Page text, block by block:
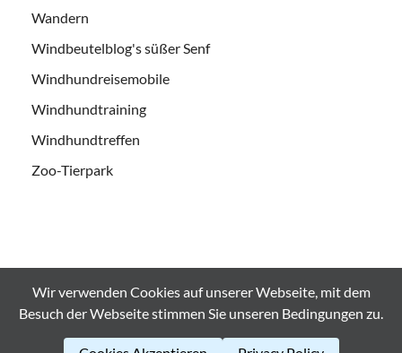
Wandern
Windbeutelblog's süßer Senf
Windhundreisemobile
Windhundtraining
Windhundtreffen
Zoo-Tierpark
Alle Bilder und Videos sind urheberrechtlich geschützt und es
Bedarf der ausdrücklichen Genehmigung bei
Wir verwenden Cookies auf unserer Webseite, mit dem
Besuch der Webseite stimmen Sie unseren Bedingungen zu.